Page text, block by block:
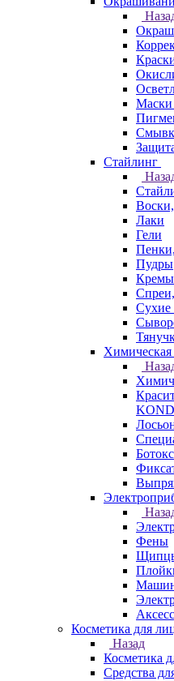
Маски
Стайлинг
Лаки
Гели
Пудры
Кремы
Химическая
Ботокс
Фены
Косметика для
Назад
Косметика
Средства